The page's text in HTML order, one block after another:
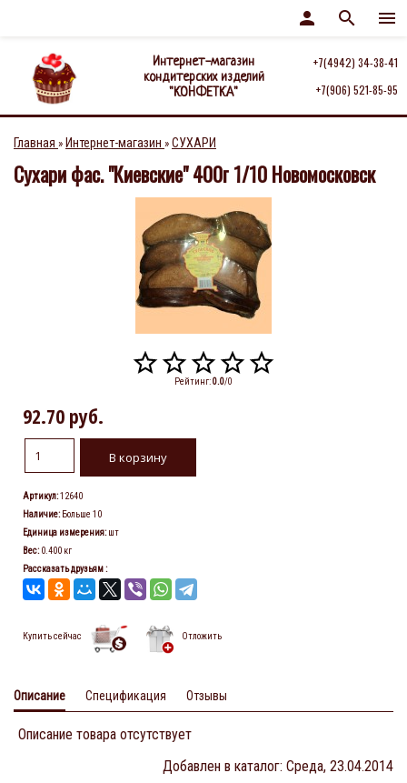
menu
search
person
Интернет-магазин
кондитерских изделий
"КОНФЕТКА"
+7(4942) 34-38-41
+7(906) 521-85-95
Главная » Интернет-магазин » СУХАРИ
Сухари фас. "Киевские" 400г 1/10 Новомосковск
Рейтинг:0.0/0
92.70 руб.
Артикул:12640
Наличие: Больше 10
Единица измерения: шт
Вес: 0.400 кг
Рассказать друзьям:
Купить сейчас Отложить
Описание Спецификация Отзывы
Описание товара отсутствует
Добавлен в каталог: Среда, 23.04.2014